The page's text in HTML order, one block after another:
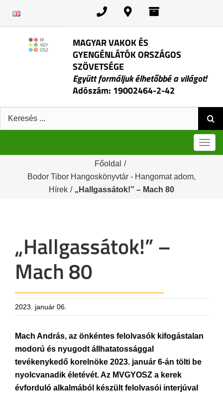
MAGYAR VAKOK ÉS
GYENGÉNLÁTÓK ORSZÁGOS
SZÖVETSÉGE
Együtt formáljuk élhetőbbé a világot!
Adószám: 19002464-2-42
Keresés:
Főoldal /
Bodor Tibor Hangoskönyvtár - Hangomat adom,
Hírek / „Hallgassátok!” – Mach 80
„Hallgassátok!” –
Mach 80
2023. január 06.
Mach András, az önkéntes felolvasók kifogástalan
modorú és nyugodt állhatatossággal
tevékenykedő korelnöke 2023. január 6-án tölti be
nyolcvanadik életévét. Az MVGYOSZ a kerek
évforduló alkalmából készült felolvasói interjúval